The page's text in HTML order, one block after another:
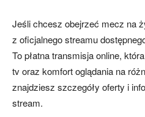
Jeśli chcesz obejrzeć mecz na
z oficjalnego streamu
To płatna transmisja online,
tv oraz komfort oglądania na
znajdziesz szczegóły oferty i
stream.